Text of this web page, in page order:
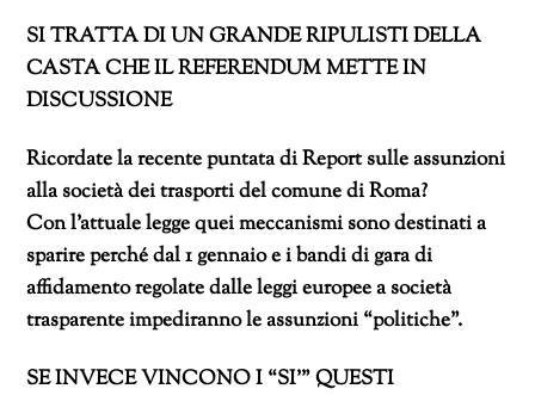
SI TRATTA DI UN GRANDE RIPULISTI DELLA
CASTA CHE IL REFERENDUM METTE IN
DISCUSSIONE
Ricordate la recente puntata di Report sulle assunzioni
alla società dei trasporti del comune di Roma?
Con l’attuale legge quei meccanismi sono destinati a
sparire perché dal 1 gennaio e i bandi di gara di
affidamento regolate dalle leggi europee a società
trasparente impediranno le assunzioni “politiche”.
SE INVECE VINCONO I “SI’” QUESTI